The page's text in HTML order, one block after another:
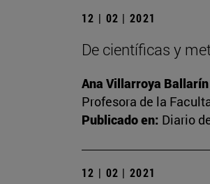
12 | 02 | 2021
De científicas y
Ana Villarroya Ballarín
Profesora de la
Publicado en: Diario
12 | 02 | 2021